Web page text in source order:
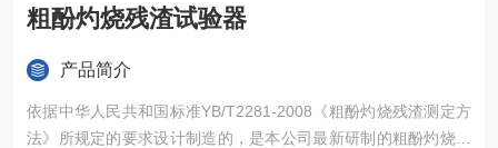
粗酚灼烧残渣试验器
产品简介
依据中华人民共和国标准YB/T2281-2008《粗酚灼烧残渣测定方
法》所规定的要求设计制造的，是本公司最新研制的粗酚灼烧残